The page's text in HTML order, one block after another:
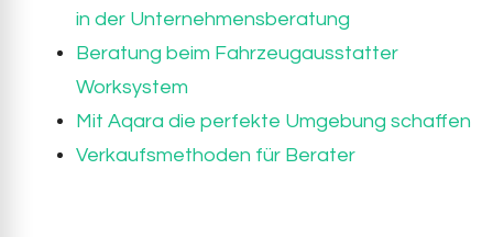
in der Unternehmensberatung
Beratung beim Fahrzeugausstatter
Worksystem
Mit Aqara die perfekte Umgebung schaffen
Verkaufsmethoden für Berater